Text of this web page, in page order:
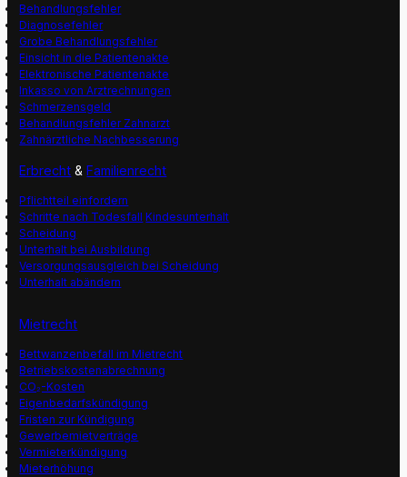
Behandlungsfehler
Diagnosefehler
Grobe Behandlungsfehler
Einsicht in die Patientenakte
Elektronische Patientenakte
Inkasso von Arztrechnungen
Schmerzensgeld
Behandlungsfehler Zahnarzt
Zahnärztliche Nachbesserung
Erbrecht &Familienrecht
Pflichtteil einfordern
Schritte nach Todesfall Kindesunterhalt
Scheidung
Unterhalt bei Ausbildung
Versorgungsausgleich bei Scheidung
Unterhalt abändern
Mietrecht
Bettwanzenbefall im Mietrecht
Betriebskostenabrechnung
CO₂-Kosten
Eigenbedarfskündigung
Fristen zur Kündigung
Gewerbemietverträge
Vermieterkündigung
Mieterhöhung